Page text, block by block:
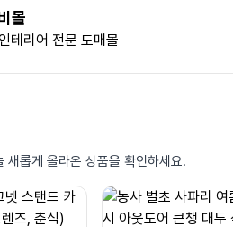
몰
테리어 전문 도매몰
새롭게 올라온 상품을 확인하세요.